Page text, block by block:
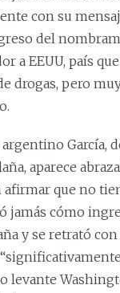
con su
del
a EEUU, país
drogas, pero
García,
aparece
afirmar que no
jamás cómo
y se retrató
levante